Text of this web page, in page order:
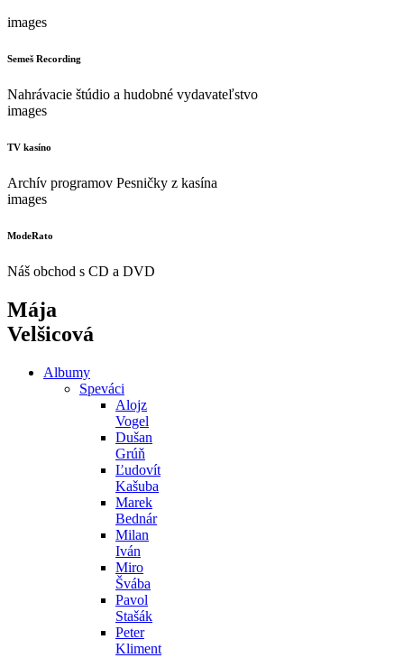
images
Semeš Recording
Nahrávacie štúdio a hudobné vydavateľstvo
images
TV kasíno
Archív programov Pesničky z kasína
images
ModeRato
Náš obchod s CD a DVD
Mája
Velšicová
Albumy
Speváci
Alojz
Vogel
Dušan
Grúň
Ľudovít
Kašuba
Marek
Bednár
Milan
Iván
Miro
Švába
Pavol
Stašák
Peter
Kliment